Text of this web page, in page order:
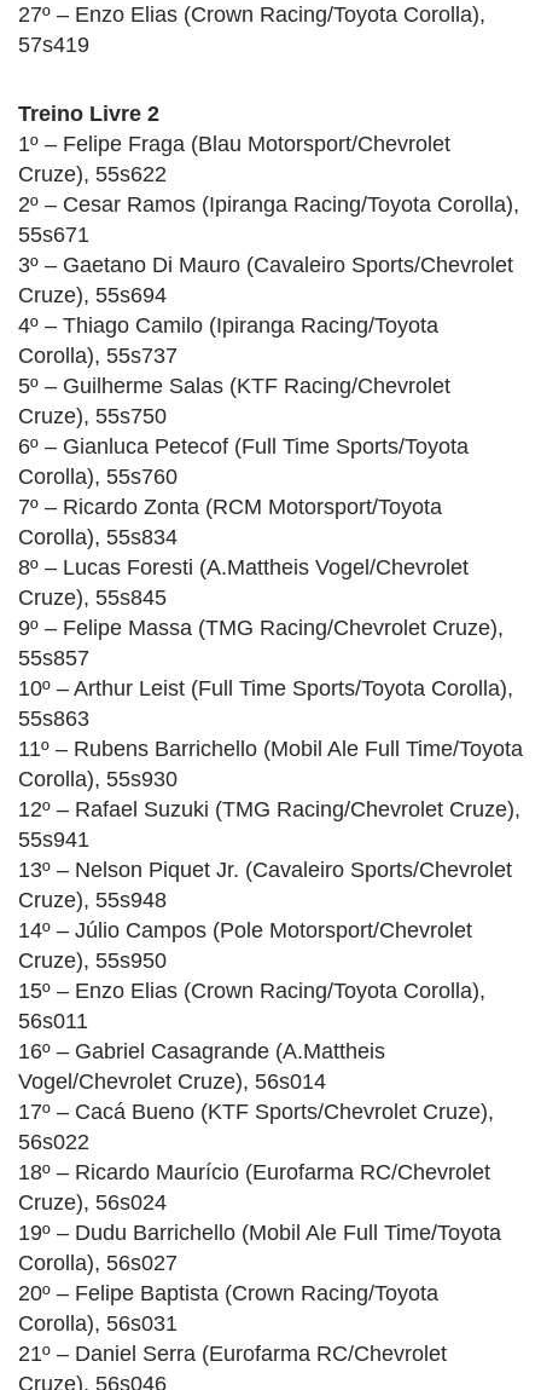
27º – Enzo Elias (Crown Racing/Toyota Corolla),
57s419
Treino Livre 2
1º – Felipe Fraga (Blau Motorsport/Chevrolet
Cruze), 55s622
2º – Cesar Ramos (Ipiranga Racing/Toyota Corolla),
55s671
3º – Gaetano Di Mauro (Cavaleiro Sports/Chevrolet
Cruze), 55s694
4º – Thiago Camilo (Ipiranga Racing/Toyota
Corolla), 55s737
5º – Guilherme Salas (KTF Racing/Chevrolet
Cruze), 55s750
6º – Gianluca Petecof (Full Time Sports/Toyota
Corolla), 55s760
7º – Ricardo Zonta (RCM Motorsport/Toyota
Corolla), 55s834
8º – Lucas Foresti (A.Mattheis Vogel/Chevrolet
Cruze), 55s845
9º – Felipe Massa (TMG Racing/Chevrolet Cruze),
55s857
10º – Arthur Leist (Full Time Sports/Toyota Corolla),
55s863
11º – Rubens Barrichello (Mobil Ale Full Time/Toyota
Corolla), 55s930
12º – Rafael Suzuki (TMG Racing/Chevrolet Cruze),
55s941
13º – Nelson Piquet Jr. (Cavaleiro Sports/Chevrolet
Cruze), 55s948
14º – Júlio Campos (Pole Motorsport/Chevrolet
Cruze), 55s950
15º – Enzo Elias (Crown Racing/Toyota Corolla),
56s011
16º – Gabriel Casagrande (A.Mattheis
Vogel/Chevrolet Cruze), 56s014
17º – Cacá Bueno (KTF Sports/Chevrolet Cruze),
56s022
18º – Ricardo Maurício (Eurofarma RC/Chevrolet
Cruze), 56s024
19º – Dudu Barrichello (Mobil Ale Full Time/Toyota
Corolla), 56s027
20º – Felipe Baptista (Crown Racing/Toyota
Corolla), 56s031
21º – Daniel Serra (Eurofarma RC/Chevrolet
Cruze), 56s046